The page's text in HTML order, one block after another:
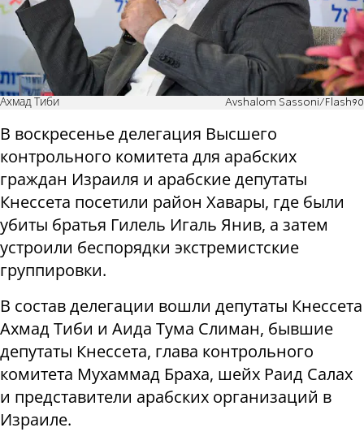
Ахмад Тиби Avshalom Sassoni/Flash90
В воскресенье делегация Высшего
контрольного комитета для арабских
граждан Израиля и арабские депутаты
Кнессета посетили район Хавары, где были
убиты братья Гилель Игаль Янив, а затем
устроили беспорядки экстремистские
группировки.
В состав делегации вошли депутаты Кнессета
Ахмад Тиби и Аида Тума Слиман, бывшие
депутаты Кнессета, глава контрольного
комитета Мухаммад Браха, шейх Раид Салах
и представители арабских организаций в
Израиле.